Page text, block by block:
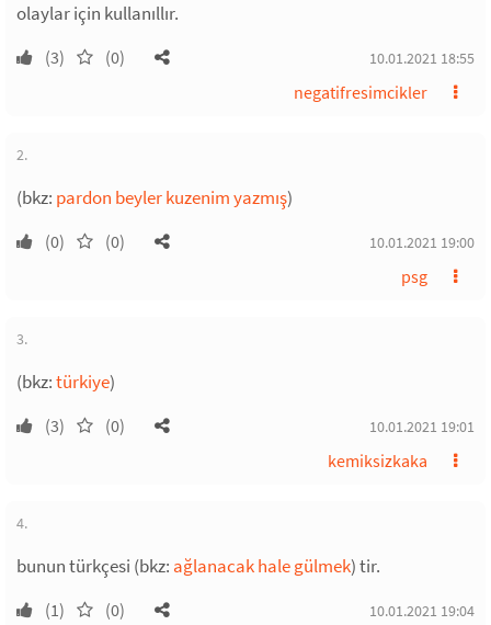
olaylar için kullanıllır.
(3) (0) 10.01.2021 18:55
negatifresimcikler
2.
(bkz: pardon beyler kuzenim yazmış)
(0) (0) 10.01.2021 19:00
psg
3.
(bkz:türkiye)
(3) (0) 10.01.2021 19:01
kemiksizkaka
4.
bunun türkçesi (bkz: ağlanacak hale gülmek) tir.
(1) (0) 10.01.2021 19:04